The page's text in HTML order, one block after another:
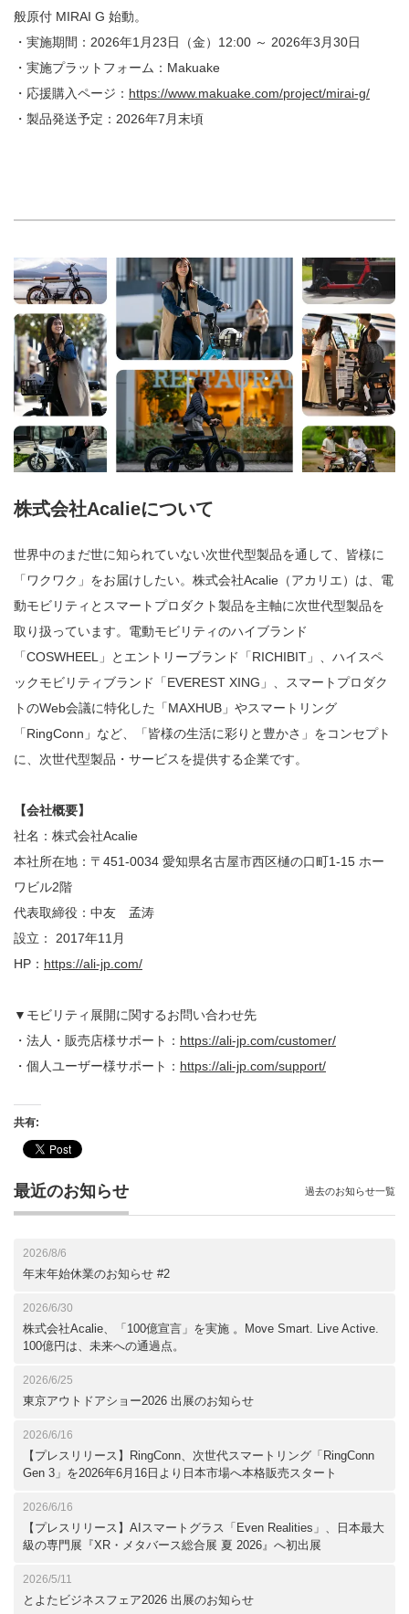
般原付 MIRAI G 始動。
・実施期間：2026年1月23日（金）12:00 ～ 2026年3月30日
・実施プラットフォーム：Makuake
・応援購入ページ： https://www.makuake.com/project/mirai-g/
・製品発送予定：2026年7月末頃
株式会社Acalieについて
世界中のまだ世に知られていない次世代型製品を通して、皆様に
「ワクワク」をお届けしたい。株式会社Acalie（アカリエ）は、電
動モビリティとスマートプロダクト製品を主軸に次世代型製品を
取り扱っています。電動モビリティのハイブランド
「COSWHEEL」とエントリーブランド「RICHIBIT」、ハイスペ
ックモビリティブランド「EVEREST XING」、スマートプロダク
トのWeb会議に特化した「MAXHUB」やスマートリング
「RingConn」など、「皆様の生活に彩りと豊かさ」をコンセプト
に、次世代型製品・サービスを提供する企業です。
【会社概要】
社名：株式会社Acalie
本社所在地：〒451-0034 愛知県名古屋市西区樋の口町1-15 ホー
ワビル2階
代表取締役：中友 孟涛
設立： 2017年11月
HP： https://ali-jp.com/
▼モビリティ展開に関するお問い合わせ先
・法人・販売店様サポート： https://ali-jp.com/customer/
・個人ユーザー様サポート： https://ali-jp.com/support/
共有:
最近のお知らせ
2026/8/6
年末年始休業のお知らせ #2
2026/6/30
株式会社Acalie、「100億宣言」を実施 。Move Smart. Live Active.
100億円は、未来への通過点。
2026/6/25
東京アウトドアショー2026 出展のお知らせ
2026/6/16
【プレスリリース】RingConn、次世代スマートリング「RingConn
Gen 3」を2026年6月16日より日本市場へ本格販売スタート
2026/6/16
【プレスリリース】AIスマートグラス「Even Realities」、日本最大
級の専門展『XR・メタバース総合展 夏 2026』へ初出展
2026/5/11
とよたビジネスフェア2026 出展のお知らせ
過去のお知らせ一覧